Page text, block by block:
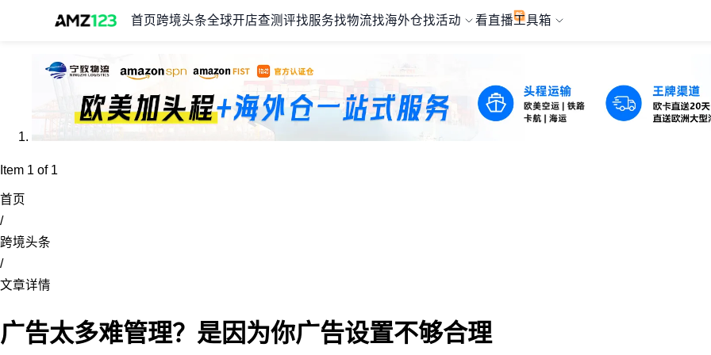
首页 跨境头条全球开店查测评找服务找物流找海外仓找活动 看直播工具箱
Item 1 of 1
首页
/
跨境头条
/
文章详情
广告太多难管理？是因为你广告设置不够合理